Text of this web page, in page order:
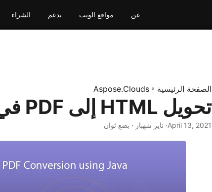
الشراء يدعم مواقع الويب عن
الصفحة الرئيسية »
Aspose.Clouds
تحويل HTML إلى PDF في Java
April 13, 2021· ناير شهباز · بضع ثوان